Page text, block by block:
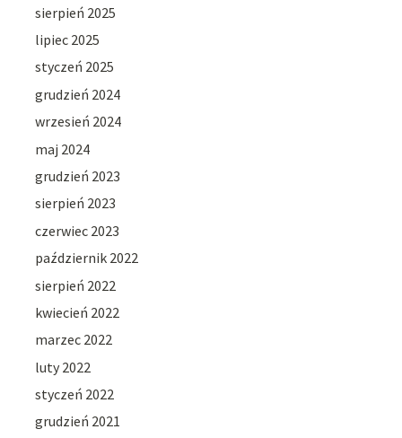
sierpień 2025
lipiec 2025
styczeń 2025
grudzień 2024
wrzesień 2024
maj 2024
grudzień 2023
sierpień 2023
czerwiec 2023
październik 2022
sierpień 2022
kwiecień 2022
marzec 2022
luty 2022
styczeń 2022
grudzień 2021